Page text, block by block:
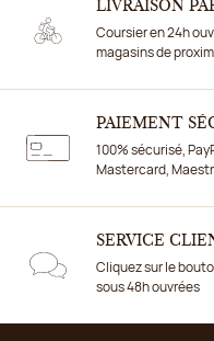
LIVRAISON
Coursier en 24h
magasins de
PAIEMENT
100% sécurisé,
Mastercard,
SERVICE
Cliquez sur le
sous 48h ouvrées